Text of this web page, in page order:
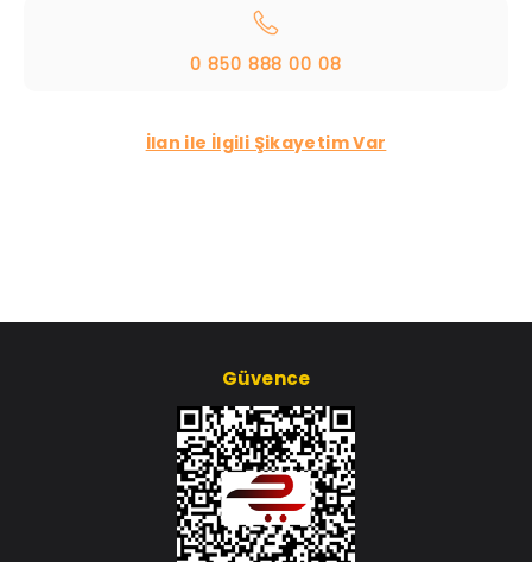
0 850 888 00 08
İlan ile İlgili Şikayetim Var
Güvence